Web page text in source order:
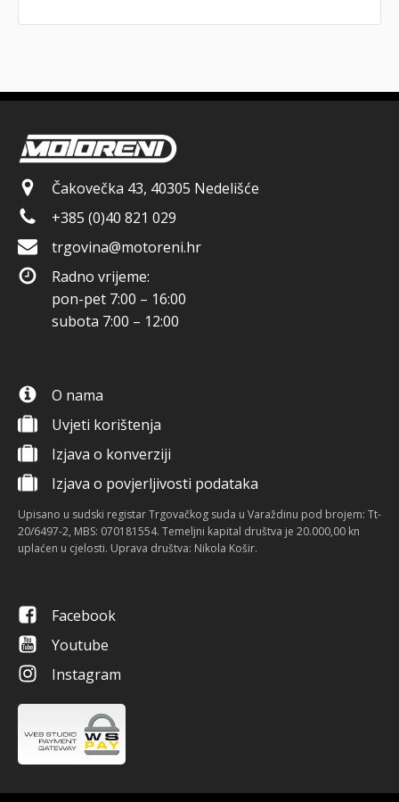
Čakovečka 43, 40305 Nedelišće
+385 (0)40 821 029
trgovina@motoreni.hr
Radno vrijeme:
pon-pet 7:00 – 16:00
subota 7:00 – 12:00
O nama
Uvjeti korištenja
Izjava o konverziji
Izjava o povjerljivosti podataka
Upisano u sudski registar Trgovačkog suda u Varaždinu pod brojem: Tt-
20/6497-2, MBS: 070181554. Temeljni kapital društva je 20.000,00 kn
uplaćen u cjelosti. Uprava društva: Nikola Košir.
Facebook
Youtube
Instagram